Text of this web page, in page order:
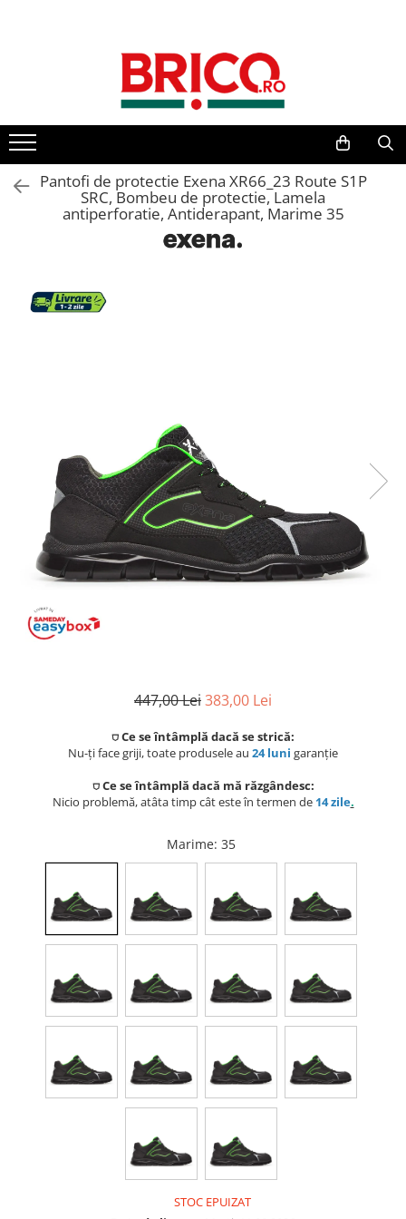
Toate Produsele
Baterii bucatarie
Baterii chiuveta baie
Baterii bideu si dus igienic
Seturi de dus
Sisteme de dus incastrate
Brate si palarii dus
Rigole si scurgere dus
Pare, furtunuri si accesorii
Accesorii dus
Clapete de actionare
Accesorii WC
Uscatoare de par
Placi de indreptat parul
Perii de par electrice
Ondulatoare
Epilatoare
Aparate de tuns & ras
Mobilier pentru baie
Pantofi de protectie Exena XR66_23 Route S1P
SRC, Bombeu de protectie, Lamela
antiperforatie, Antiderapant, Marime 35
447,00 Lei383,00 Lei
⛉ Ce se întâmplă dacă se strică:
Nu-ți face griji, toate produsele au 24 luni garanție
⛉ Ce se întâmplă dacă mă răzgândesc:
Nicio problemă, atâta timp cât este în termen de 14 zile.
Marime: 35
STOC EPUIZAT